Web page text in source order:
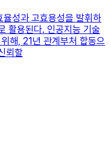
성과 고효용성을 발휘하
활용된다. 인공지능 기술
해, 21년 관계부처 합동으
뢰할